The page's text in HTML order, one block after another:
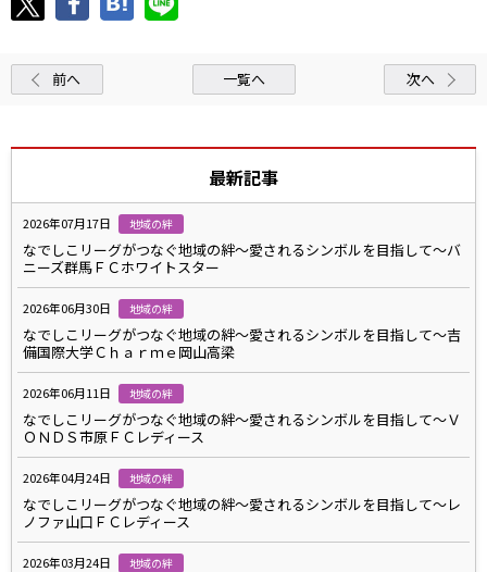
前へ 一覧へ 次へ
最新記事
2026年07月17日 地域の絆
なでしこリーグがつなぐ地域の絆～愛されるシンボルを目指して～バ
ニーズ群馬ＦＣホワイトスター
2026年06月30日 地域の絆
なでしこリーグがつなぐ地域の絆～愛されるシンボルを目指して～吉
備国際大学Ｃｈａｒｍｅ岡山高梁
2026年06月11日 地域の絆
なでしこリーグがつなぐ地域の絆～愛されるシンボルを目指して～Ｖ
ＯＮＤＳ市原ＦＣレディース
2026年04月24日 地域の絆
なでしこリーグがつなぐ地域の絆～愛されるシンボルを目指して～レ
ノファ山口ＦＣレディース
2026年03月24日 地域の絆